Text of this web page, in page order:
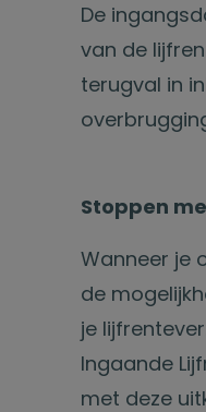
De
van de
terugval in
Stoppen
Wanneer je
de
je
Ingaande
met deze